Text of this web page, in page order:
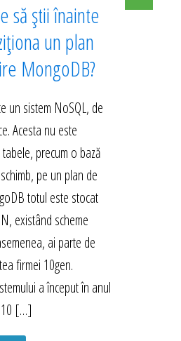
să știi înainte
un plan
MongoDB?
un sistem NoSQL, de
Acesta nu este
precum o bază
pe un plan de
totul este stocat
existând scheme
ai parte de
firmei 10gen.
a început în anul
[…]